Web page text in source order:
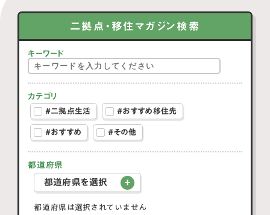
二拠点・移住マガジン検索
キーワード
カテゴリ
#二拠点生活
#おすすめ移住先
#おすすめ #その他
都道府県
都道府県を選択
都道府県は選択されていません